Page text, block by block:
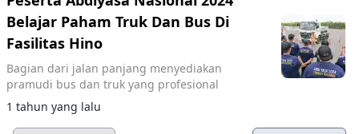
Belajar Paham Truk Dan Bus Di
Fasilitas Hino
Bagian dari jalan panjang menyediakan
pramudi bus dan truk yang profesional
1 tahun yang lalu